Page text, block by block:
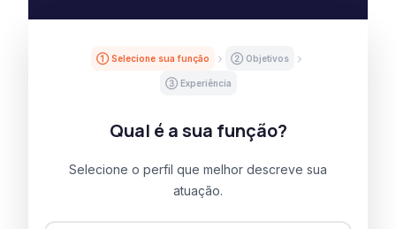
① Selecione sua função ② Objetivos
③ Experiência
Qual é a sua função?
Selecione o perfil que melhor descreve sua
atuação.